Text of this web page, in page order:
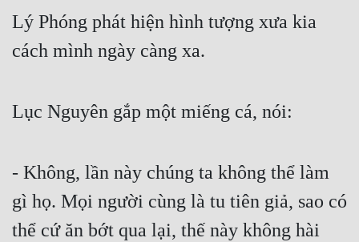
Lý Phóng phát hiện hình tượng xưa kia
cách mình ngày càng xa.
Lục Nguyên gắp một miếng cá, nói:
- Không, lần này chúng ta không thể làm
gì họ. Mọi người cùng là tu tiên giả, sao có
thể cứ ăn bớt qua lại, thế này không hài